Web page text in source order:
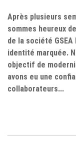
Après plusieurs
sommes heureux
de la société GSEA
identité marquée.
objectif de
avons eu une
collaborateurs...